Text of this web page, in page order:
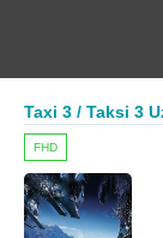
Taxi 3 / Taksi 3
FHD